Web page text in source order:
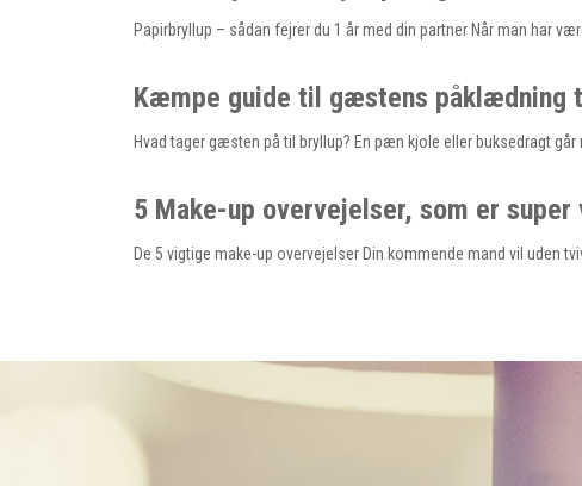
Papirbryllup – sådan fejrer du 1 år med din partner Når man har
Kæmpe guide til gæstens påklædning
Hvad tager gæsten på til bryllup? En pæn kjole eller buksedragt
5 Make-up overvejelser, som er super
De 5 vigtige make-up overvejelser Din kommende mand vil uden